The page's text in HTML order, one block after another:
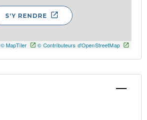
© MapTiler © Contributeurs d'OpenStreetMap
S'Y RENDRE